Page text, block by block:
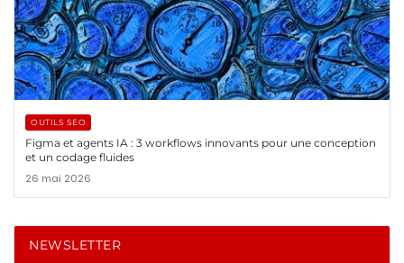
OUTILS SEO
Figma et agents IA : 3 workflows innovants pour une conception
et un codage fluides
26 mai 2026
NEWSLETTER